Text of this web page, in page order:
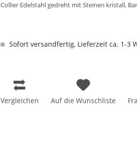
Collier Edelstahl gedreht mit Steinen kristall,
Sofort versandfertig, Lieferzeit ca. 1-3
Vergleichen Auf die Wunschliste